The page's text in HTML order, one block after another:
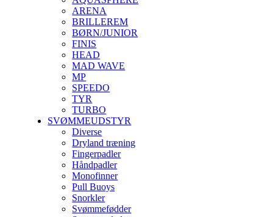
ARENA
BRILLEREM
BØRN/JUNIOR
FINIS
HEAD
MAD WAVE
MP
SPEEDO
TYR
TURBO
SVØMMEUDSTYR
Diverse
Dryland træning
Fingerpadler
Håndpadler
Monofinner
Pull Buoys
Snorkler
Svømmefødder